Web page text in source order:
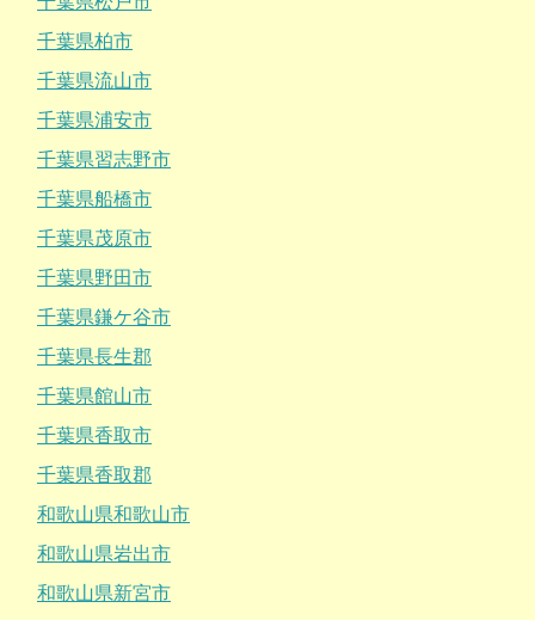
千葉県柏市
千葉県流山市
千葉県浦安市
千葉県習志野市
千葉県船橋市
千葉県茂原市
千葉県野田市
千葉県鎌ケ谷市
千葉県長生郡
千葉県館山市
千葉県香取市
千葉県香取郡
和歌山県和歌山市
和歌山県岩出市
和歌山県新宮市